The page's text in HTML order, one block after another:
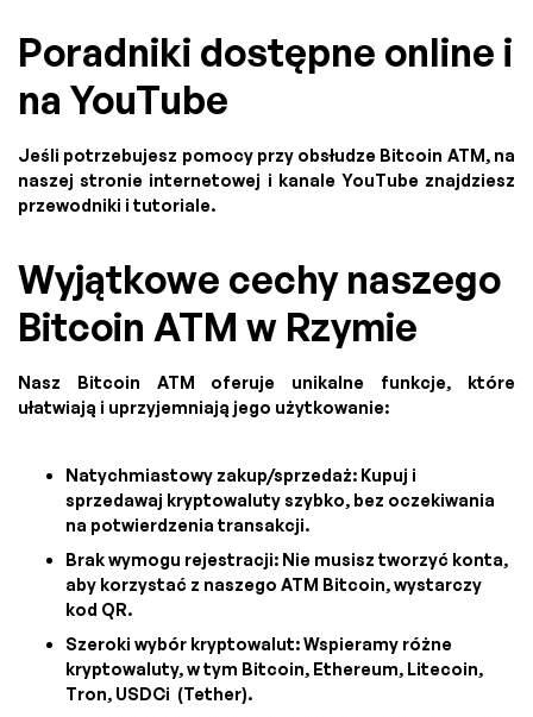
Poradniki dostępne online i
na YouTube
Jeśli potrzebujesz pomocy przy obsłudze Bitcoin ATM, na
naszej stronie internetowej i kanale YouTube znajdziesz
przewodniki i tutoriale.
Wyjątkowe cechy naszego
Bitcoin ATM w Rzymie
Nasz Bitcoin ATM oferuje unikalne funkcje, które
ułatwiają i uprzyjemniają jego użytkowanie:
Natychmiastowy zakup/sprzedaż: Kupuj i
sprzedawaj kryptowaluty szybko, bez oczekiwania
na potwierdzenia transakcji.
Brak wymogu rejestracji: Nie musisz tworzyć konta,
aby korzystać z naszego ATM Bitcoin, wystarczy
kod QR.
Szeroki wybór kryptowalut: Wspieramy różne
kryptowaluty, w tym Bitcoin, Ethereum, Litecoin,
Tron, USDCi (Tether).